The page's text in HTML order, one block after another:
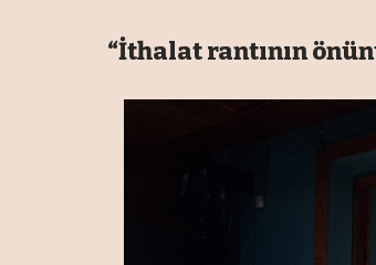
“İthalat rantının